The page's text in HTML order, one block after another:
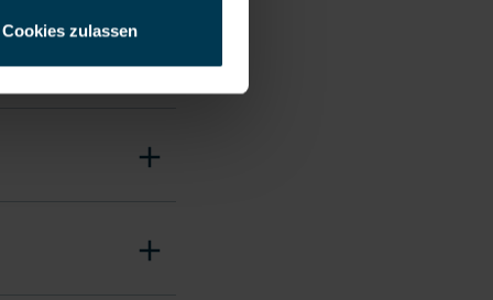
Cookies zulassen